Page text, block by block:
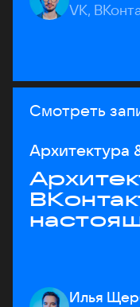
VK,
Смотреть
Архитектура
Илья